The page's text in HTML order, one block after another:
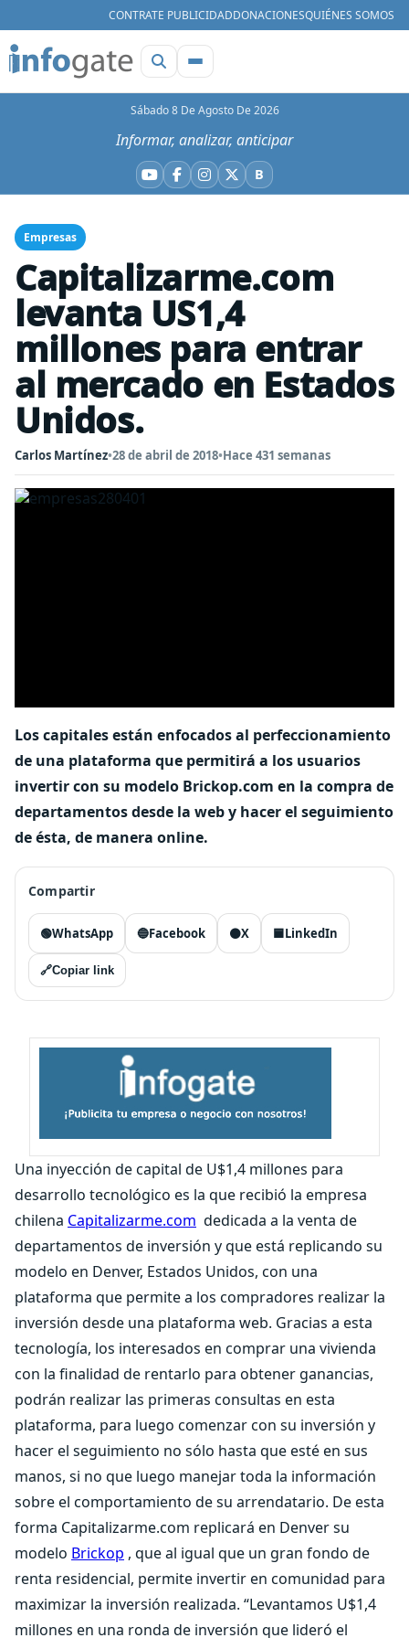
CONTRATE PUBLICIDADDONACIONESQUIÉNES SOMOS
Sábado 8 De Agosto De 2026
Informar, analizar, anticipar
YouTube
Facebook
Instagram
X BBluesky
Empresas
Capitalizarme.com
levanta US1,4
millones para entrar
al mercado en Estados
Unidos.
Carlos Martínez•28 de abril de 2018•Hace 431 semanas
Los capitales están enfocados al perfeccionamiento
de una plataforma que permitirá a los usuarios
invertir con su modelo Brickop.com en la compra de
departamentos desde la web y hacer el seguimiento
de ésta, de manera online.
Compartir
🟢WhatsApp 🔵Facebook ⚫X 🟦LinkedIn
🔗Copiar link
Una inyección de capital de U$1,4 millones para
desarrollo tecnológico es la que recibió la empresa
chilena Capitalizarme.com dedicada a la venta de
departamentos de inversión y que está replicando su
modelo en Denver, Estados Unidos, con una
plataforma que permite a los compradores realizar la
inversión desde una plataforma web. Gracias a esta
tecnología, los interesados en comprar una vivienda
con la finalidad de rentarlo para obtener ganancias,
podrán realizar las primeras consultas en esta
plataforma, para luego comenzar con su inversión y
hacer el seguimiento no sólo hasta que esté en sus
manos, si no que luego manejar toda la información
sobre el comportamiento de su arrendatario. De esta
forma Capitalizarme.com replicará en Denver su
modelo Brickop , que al igual que un gran fondo de
renta residencial, permite invertir en comunidad para
maximizar la inversión realizada. “Levantamos U$1,4
millones en una ronda de inversión que lideró el